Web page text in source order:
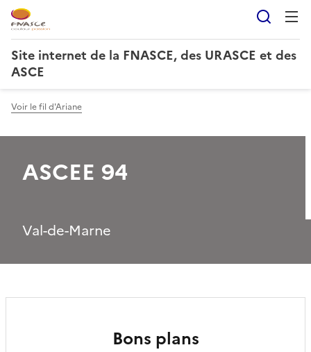
Site internet de la FNASCE, des URASCE et des
ASCE
Voir le fil d'Ariane
ASCEE 94
Val-de-Marne
Bons plans